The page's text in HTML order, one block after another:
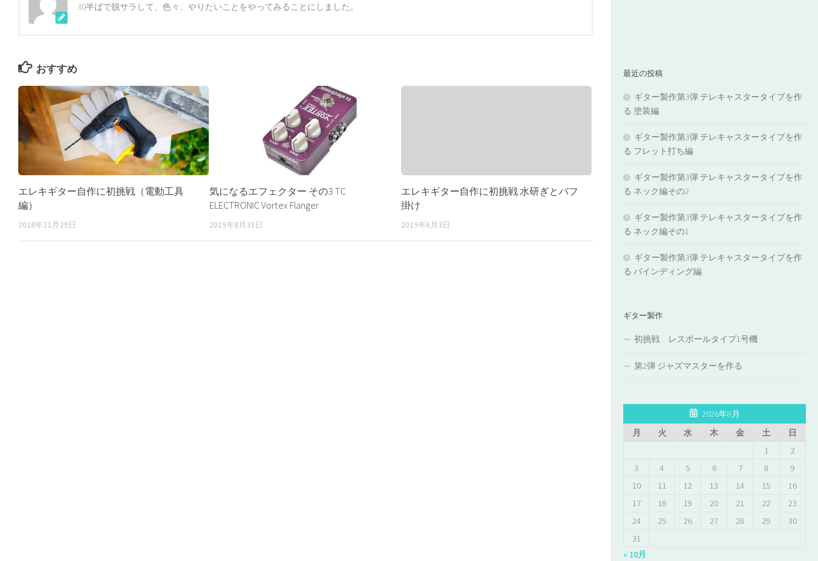
30半ばで脱サラして、色々、やりたいことをやってみることにしました。
おすすめ
エレキギター自作に初挑戦（電動工具
編）
2018年11月29日
気になるエフェクター その3 TC
ELECTRONIC Vortex Flanger
2019年8月31日
エレキギター自作に初挑戦 水研ぎとバフ
掛け
2019年6月3日
最近の投稿
ギター製作第3弾 テレキャスタータイプを作
る 塗装編
ギター製作第3弾 テレキャスタータイプを作
る フレット打ち編
ギター製作第3弾 テレキャスタータイプを作
る ネック編その2
ギター製作第3弾 テレキャスタータイプを作
る ネック編その1
ギター製作第3弾 テレキャスタータイプを作
る バインディング編
ギター製作
初挑戦 レスポールタイプ1号機
第2弾 ジャズマスターを作る
2026年8月
月
火 水 木 金 土
日
1
2
3
4 5 6 7 8
9
10
11 12 13 14 15
16
17
18 19 20 21 22
23
24
25 26 27 28 29
30
31
« 10月